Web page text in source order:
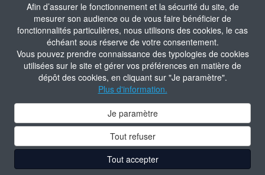
Afin d’assurer le fonctionnement et la sécurité du site, de
mesurer son audience ou de vous faire bénéficier de
fonctionnalités particulières, nous utilisons des cookies, le cas
échéant sous réserve de votre consentement.
Vous pouvez prendre connaissance des typologies de cookies
utilisées sur le site et gérer vos préférences en matière de
dépôt des cookies, en cliquant sur "Je paramètre".
Plus d'information.
Je paramètre
Tout refuser
Tout accepter